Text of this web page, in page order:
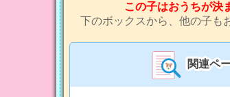
この子はおうちが決
下のボックスから、他の子も
関連ペ